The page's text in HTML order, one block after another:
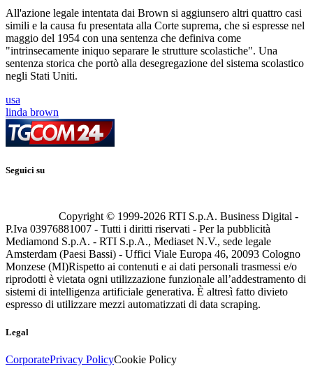
All'azione legale intentata dai Brown si aggiunsero altri quattro casi
simili e la causa fu presentata alla Corte suprema, che si espresse nel
maggio del 1954 con una sentenza che definiva come
"intrinsecamente iniquo separare le strutture scolastiche". Una
sentenza storica che portò alla desegregazione del sistema scolastico
negli Stati Uniti.
usa
linda brown
Seguici su
Copyright © 1999-2026 RTI S.p.A. Business Digital -
P.Iva 03976881007 - Tutti i diritti riservati - Per la pubblicità
Mediamond S.p.A. - RTI S.p.A., Mediaset N.V., sede legale
Amsterdam (Paesi Bassi) - Uffici Viale Europa 46, 20093 Cologno
Monzese (MI)Rispetto ai contenuti e ai dati personali trasmessi e/o
riprodotti è vietata ogni utilizzazione funzionale all’addestramento di
sistemi di intelligenza artificiale generativa. È altresì fatto divieto
espresso di utilizzare mezzi automatizzati di data scraping.
Legal
CorporatePrivacy PolicyCookie Policy